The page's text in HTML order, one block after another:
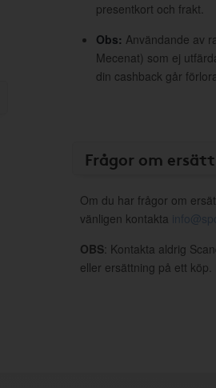
presentkort och frakt.
Obs: Användande av
Mecenat) som ej
din cashback går
Frågor om
Om du har frågor om
vänligen kontakta
OBS: Kontakta aldrig
eller ersättning på ett